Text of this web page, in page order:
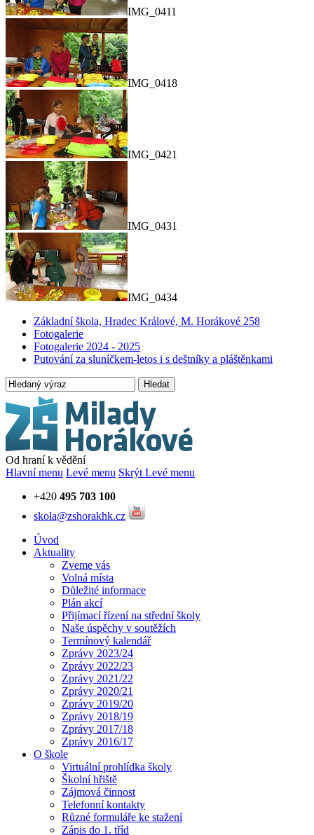
IMG_0411
IMG_0418
IMG_0421
IMG_0431
IMG_0434
Základní škola, Hradec Králové, M. Horákové 258
Fotogalerie
Fotogalerie 2024 - 2025
Putování za sluníčkem-letos i s deštníky a pláštěnkami
Hledat
Od hraní k vědění
Hlavní menu Levé menu Skrýt Levé menu
+420 495 703 100
skola@zshorakhk.cz
Úvod
Aktuality
Zveme vás
Volná místa
Důležité informace
Plán akcí
Přijímací řízení na střední školy
Naše úspěchy v soutěžích
Termínový kalendář
Zprávy 2023/24
Zprávy 2022/23
Zprávy 2021/22
Zprávy 2020/21
Zprávy 2019/20
Zprávy 2018/19
Zprávy 2017/18
Zprávy 2016/17
O škole
Virtuální prohlídka školy
Školní hřiště
Zájmová činnost
Telefonní kontakty
Různé formuláře ke stažení
Zápis do 1. tříd